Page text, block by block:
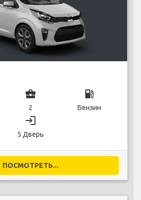
business_center
2
local_gas_station
Бензин
login
5 Дверь
ПОСМОТРЕТЬ...